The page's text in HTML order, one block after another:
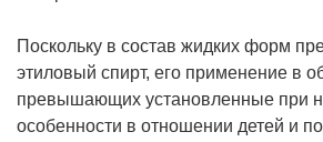
Поскольку в состав жидких форм
этиловый спирт, его применение в
превышающих установленные при
особенности в отношении детей и